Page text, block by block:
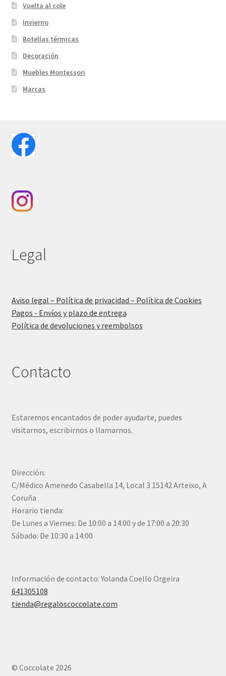
Vuelta al cole
Invierno
Botellas térmicas
Decoración
Muebles Montessori
Marcas
Legal
Aviso legal – Política de privacidad – Política de Cookies
Pagos - Envíos y plazo de entrega
Política de devoluciones y reembolsos
Contacto
Estaremos encantados de poder ayudarte, puedes
visitarnos, escribirnos o llamarnos.
Dirección:
C/Médico Amenedo Casabella 14, Local 3 15142 Arteixo, A
Coruña
Horario tienda:
De Lunes a Viernes: De 10:00 a 14:00 y de 17:00 a 20:30
Sábado: De 10:30 a 14:00
Información de contacto: Yolanda Coello Orgeira
641305108
tienda@regaloscoccolate.com
© Coccolate 2026